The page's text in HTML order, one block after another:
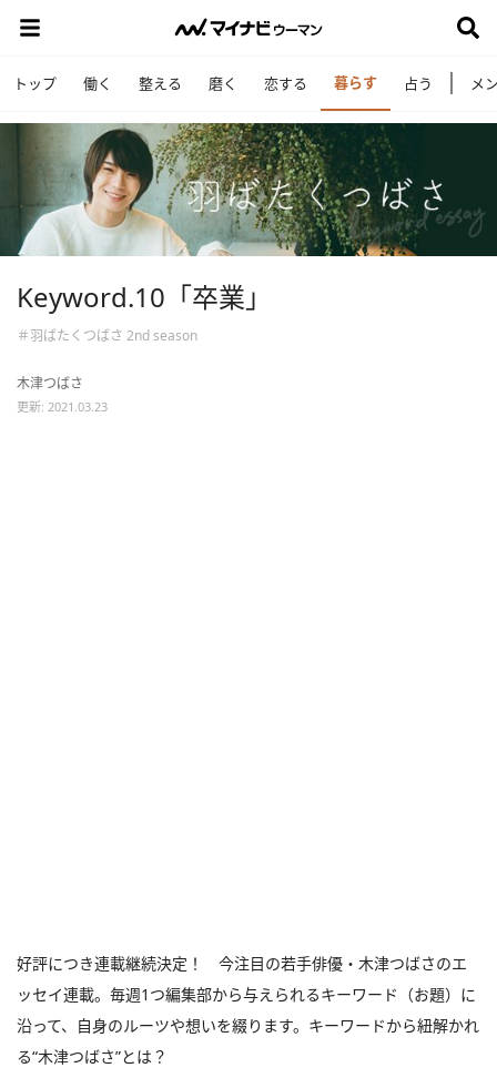
トップ 働く 整える 磨く 恋する 暮らす 占う メ
Keyword.10「卒業」
＃羽ばたくつばさ 2nd season
木津つばさ
更新: 2021.03.23
好評につき連載継続決定！ 今注目の若手俳優・木津つばさのエ
ッセイ連載。毎週1つ編集部から与えられるキーワード（お題）に
沿って、自身のルーツや想いを綴ります。キーワードから紐解かれ
る“木津つばさ”とは？